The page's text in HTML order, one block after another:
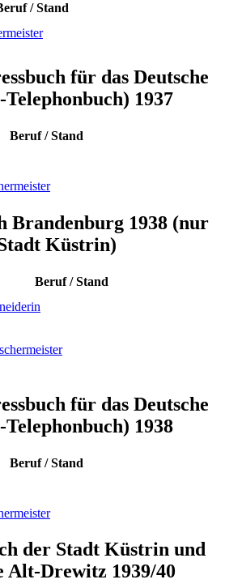
/ Stand
für das Deutsche
1937
Beruf / Stand
Brandenburg 1938 (nur
Küstrin)
Beruf / Stand
für das Deutsche
1938
Beruf / Stand
der Stadt Küstrin und
Alt-Drewitz 1939/40